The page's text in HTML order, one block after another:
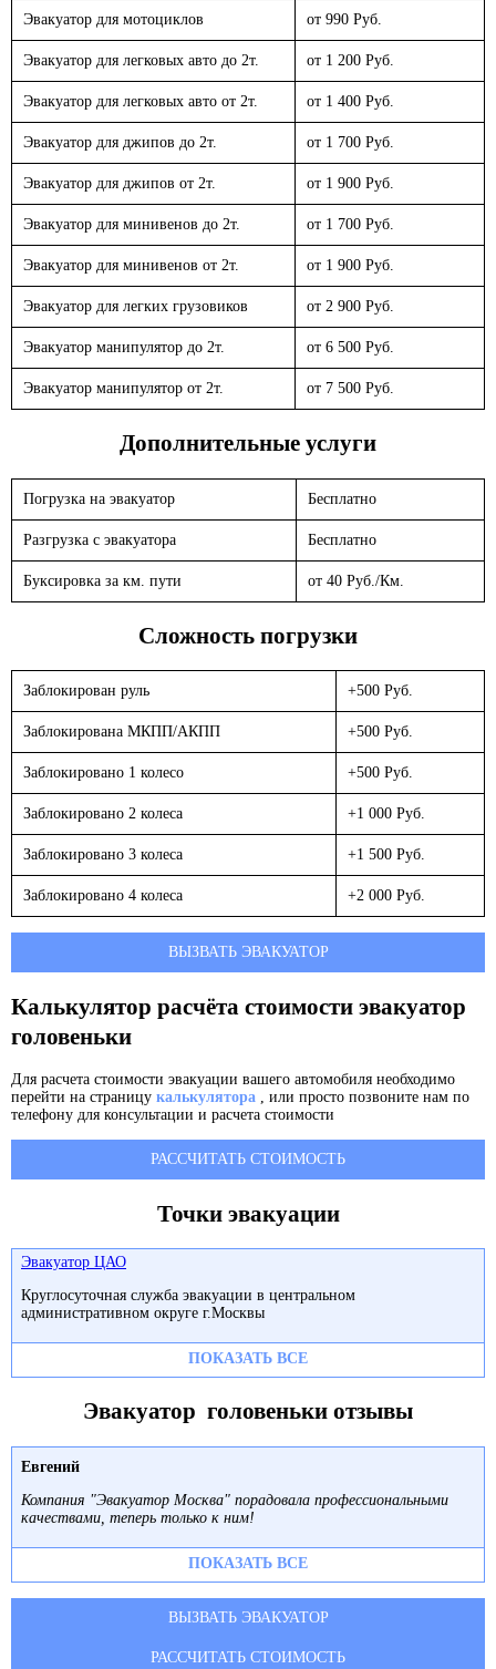
Эвакуатор для мотоциклов от 990 Руб.
Эвакуатор для легковых авто до 2т. от 1 200 Руб.
Эвакуатор для легковых авто от 2т. от 1 400 Руб.
Эвакуатор для джипов до 2т. от 1 700 Руб.
Эвакуатор для джипов от 2т. от 1 900 Руб.
Эвакуатор для минивенов до 2т. от 1 700 Руб.
Эвакуатор для минивенов от 2т. от 1 900 Руб.
Эвакуатор для легких грузовиков от 2 900 Руб.
Эвакуатор манипулятор до 2т. от 6 500 Руб.
Эвакуатор манипулятор от 2т. от 7 500 Руб.
Дополнительные услуги
Погрузка на эвакуатор Бесплатно
Разгрузка с эвакуатора Бесплатно
Буксировка за км. пути от 40 Руб./Км.
Сложность погрузки
Заблокирован руль +500 Руб.
Заблокирована МКПП/АКПП +500 Руб.
Заблокировано 1 колесо +500 Руб.
Заблокировано 2 колеса +1 000 Руб.
Заблокировано 3 колеса +1 500 Руб.
Заблокировано 4 колеса +2 000 Руб.
ВЫЗВАТЬ ЭВАКУАТОР
Калькулятор расчёта стоимости эвакуатор
головеньки
Для расчета стоимости эвакуации вашего автомобиля необходимо
перейти на страницу калькулятора , или просто позвоните нам по
телефону для консультации и расчета стоимости
РАССЧИТАТЬ СТОИМОСТЬ
Точки эвакуации
Эвакуатор ЦАО
Круглосуточная служба эвакуации в центральном
административном округе г.Москвы
ПОКАЗАТЬ ВСЕ
Эвакуатор головеньки отзывы
Евгений
Компания "Эвакуатор Москва" порадовала профессиональными
качествами, теперь только к ним!
ПОКАЗАТЬ ВСЕ
ВЫЗВАТЬ ЭВАКУАТОР
РАССЧИТАТЬ СТОИМОСТЬ